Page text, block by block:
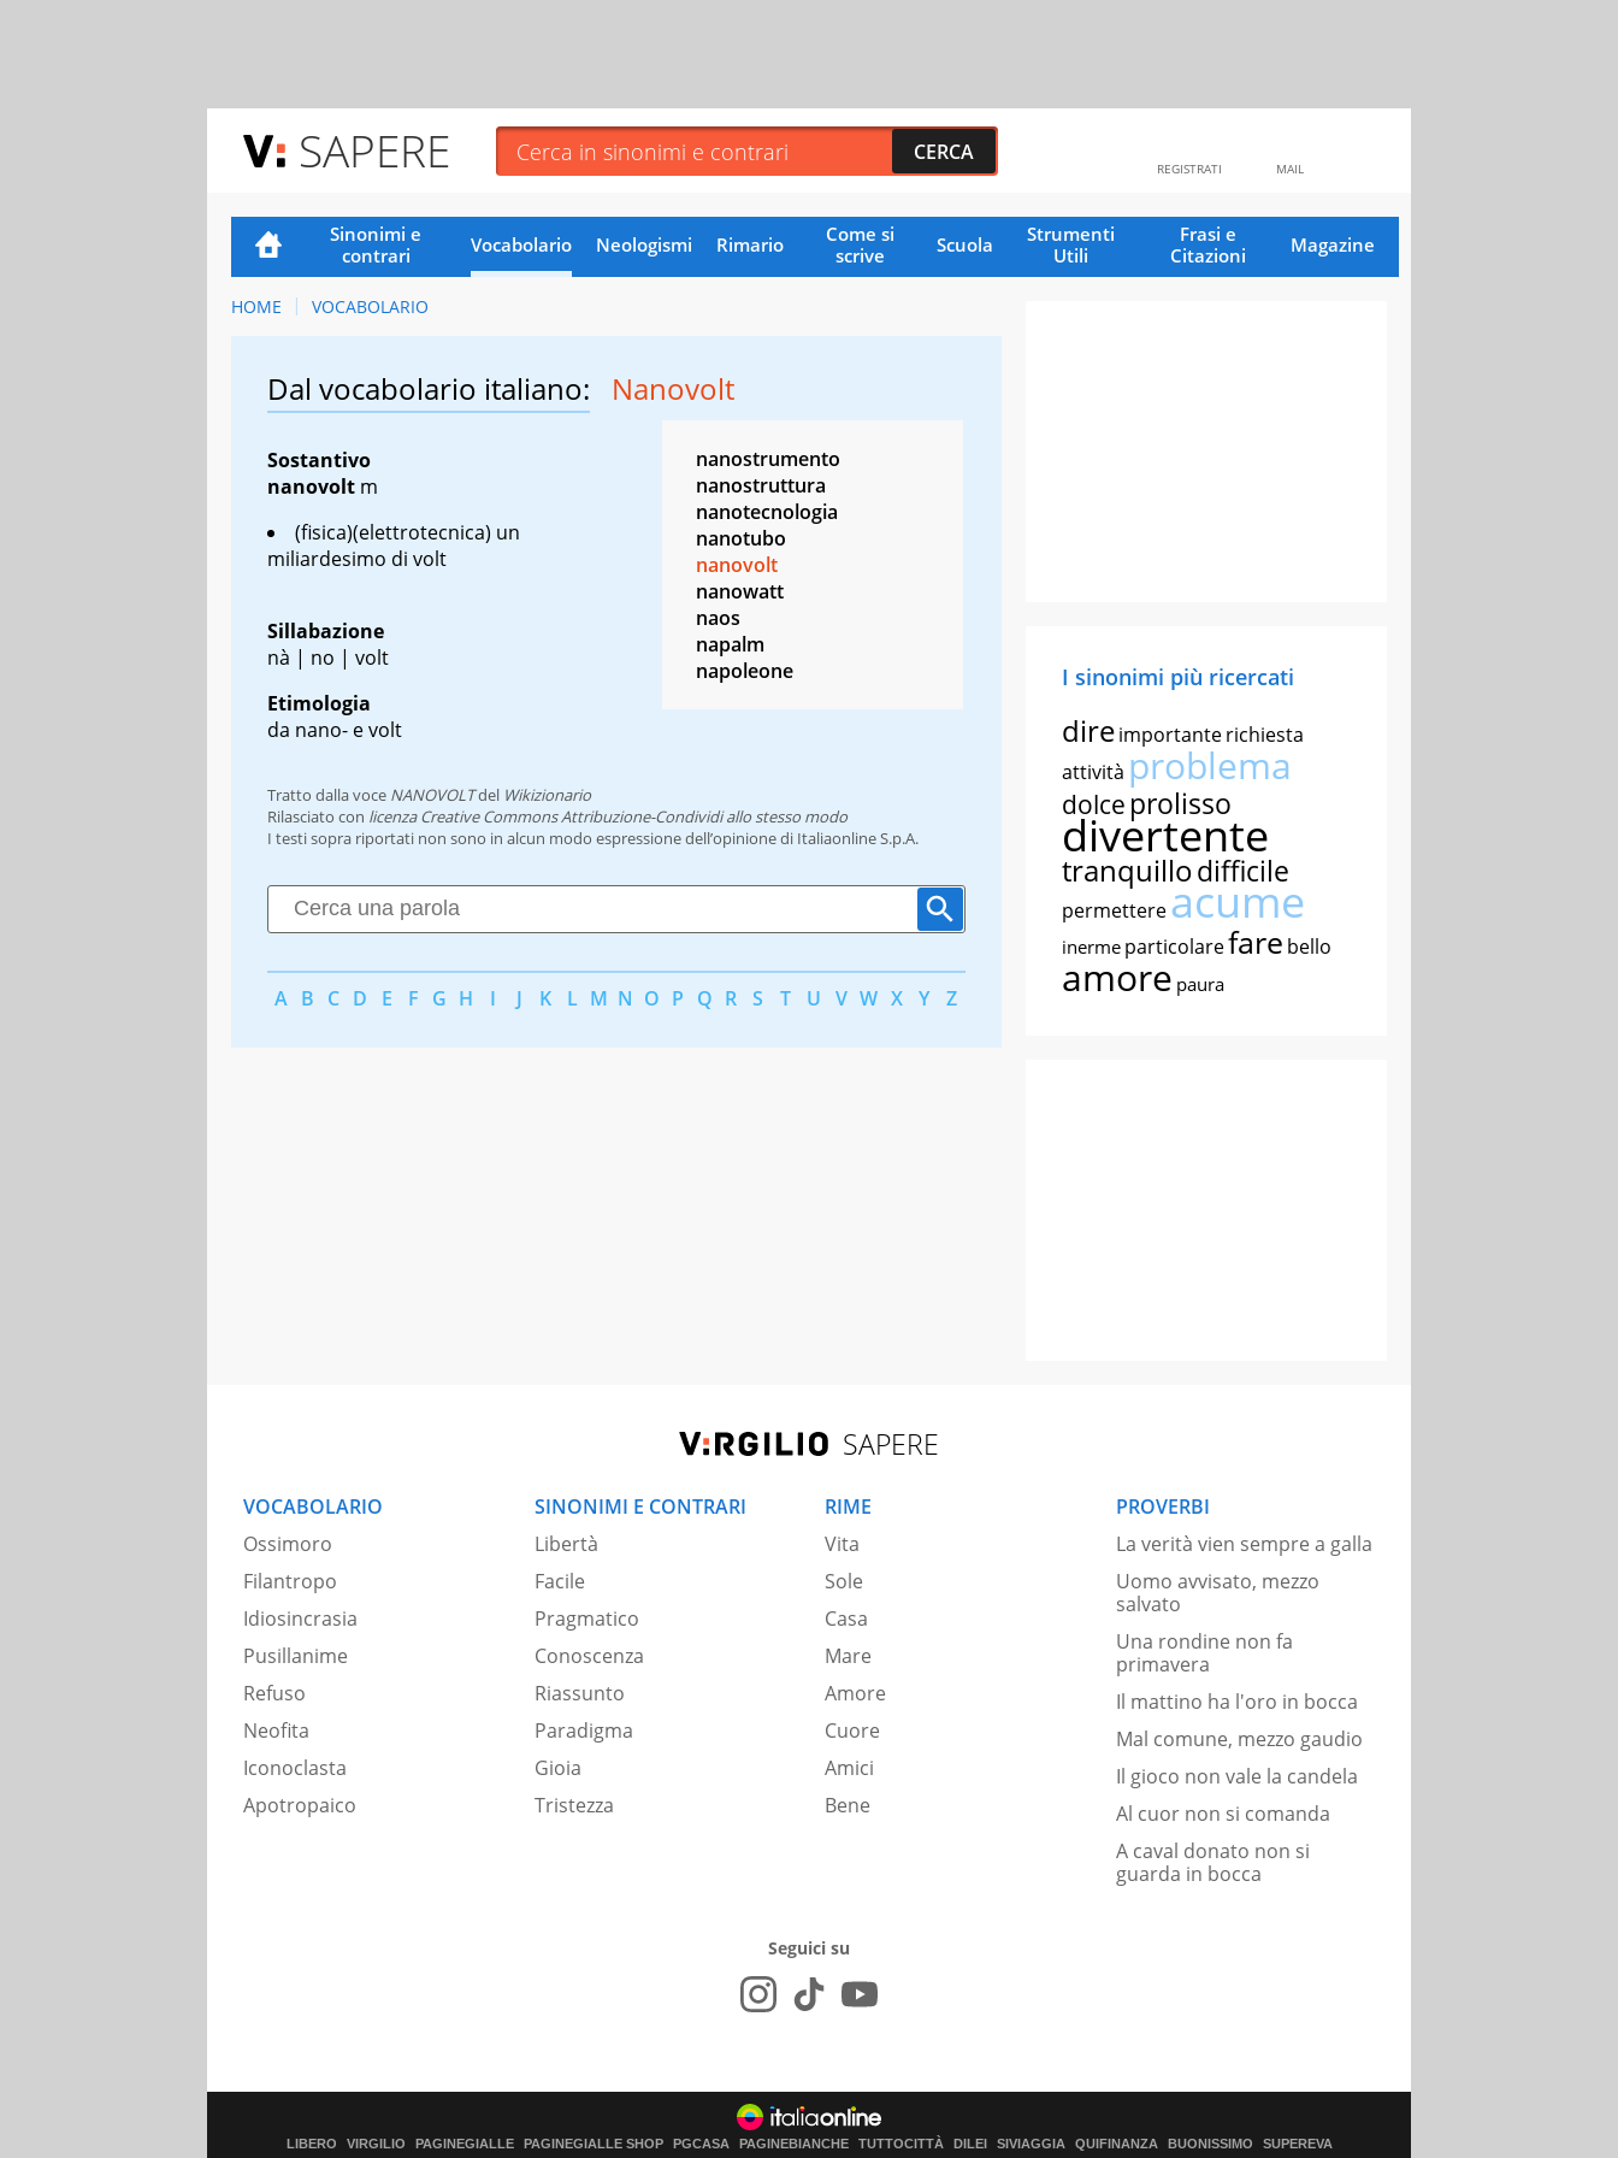
SAPERE MAIL
REGISTRATI
Sinonimi e
contrari
Vocabolario Neologismi Rimario
Come si
scrive
Scuola
Strumenti
Utili
Frasi e
Citazioni
Magazine
HOME VOCABOLARIO
Dal vocabolario italiano: Nanovolt
Sostantivo
nanovolt m
(fisica)(elettrotecnica) un
miliardesimo di volt
Sillabazione
nà | no | volt
Etimologia
da nano- e volt
nanostrumento
nanostruttura
nanotecnologia
nanotubo
nanovolt
nanowatt
naos
napalm
napoleone
Tratto dalla voce NANOVOLTdel Wikizionario
Rilasciato con licenza Creative Commons Attribuzione-Condividi allo stesso modo
I testi sopra riportati non sono in alcun modo espressione dell’opinione di Italiaonline S.p.A.
A B C D E F G H I J K L M N O P Q R S T U V W X Y Z
I sinonimi più ricercati
direimportanterichiesta
attività problema
dolce prolisso
divertente
tranquillodifficile
permettereacume
inerme particolarefare bello
amore paura
SAPERE
VOCABOLARIO
Ossimoro
Filantropo
Idiosincrasia
Pusillanime
Refuso
Neofita
Iconoclasta
Apotropaico
SINONIMI E CONTRARI
Libertà
Facile
Pragmatico
Conoscenza
Riassunto
Paradigma
Gioia
Tristezza
RIME
Vita
Sole
Casa
Mare
Amore
Cuore
Amici
Bene
PROVERBI
La verità vien sempre a galla
Uomo avvisato, mezzo
salvato
Una rondine non fa
primavera
Il mattino ha l'oro in bocca
Mal comune, mezzo gaudio
Il gioco non vale la candela
Al cuor non si comanda
A caval donato non si
guarda in bocca
Seguici su
LIBERO VIRGILIO PAGINEGIALLE PAGINEGIALLE SHOP PGCASA PAGINEBIANCHE TUTTOCITTÀ DILEI SIVIAGGIA QUIFINANZA BUONISSIMO SUPEREVA